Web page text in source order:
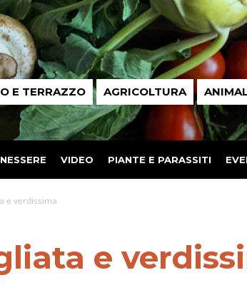
E TERRAZZO AGRICOLTURA
VIDEO PIANTE E PARASSITI
e verdissima
e